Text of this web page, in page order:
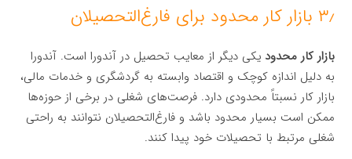
۳٫ بازار کار محدود برای فارغ‌التحصیلان
بازار کار محدود یکی دیگر از معایب تحصیل در آندورا است. آندورا
به دلیل اندازه کوچک و اقتصاد وابسته به گردشگری و خدمات مالی،
بازار کار نسبتاً محدودی دارد. فرصت‌های شغلی در برخی از حوزه‌ها
ممکن است بسیار محدود باشد و فارغ‌التحصیلان نتوانند به راحتی
شغلی مرتبط با تحصیلات خود پیدا کنند.